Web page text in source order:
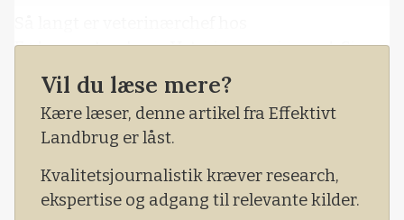
Fødevarestyrelsens Veterinærregion syd, Signe
Hvidt-Nielsen, enig med chauffør og
vognmand Michael Adolfsen og Jesper Thorsen.
Vil du læse mere?
Kære læser, denne artikel fra Effektivt
Landbrug er låst.
Kvalitetsjournalistik kræver research,
ekspertise og adgang til relevante kilder.